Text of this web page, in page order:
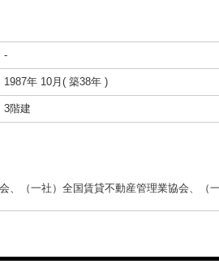
-
1987年 10月( 築38年 )
3階建
、（一社）全国賃貸不動産管理業協会、（一